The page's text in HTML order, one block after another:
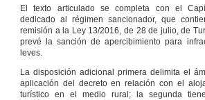
El texto articulado se completa con el
dedicado al régimen sancionador, que
remisión a la Ley 13/2016, de 28 de julio, de
prevé la sanción de apercibimiento para
leves.
La disposición adicional primera delimita el
aplicación del decreto en relación con el
turístico en el medio rural; la segunda